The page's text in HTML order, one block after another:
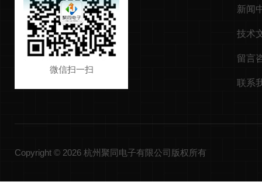
微信扫一扫
新闻
技术
留言
联系
Copyright © 2026 杭州聚同电子有限公司版权所有